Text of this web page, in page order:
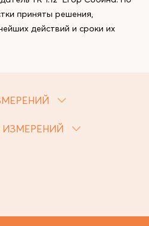
приняты решения,
действий и сроки их